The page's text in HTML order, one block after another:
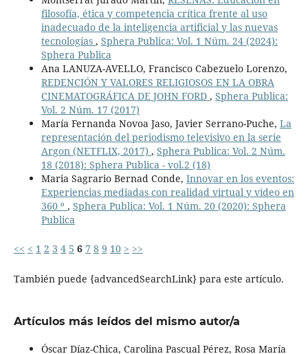
filosofía, ética y competencia crítica frente al uso
inadecuado de la inteligencia artificial y las nuevas
tecnologías , Sphera Publica: Vol. 1 Núm. 24 (2024):
Sphera Publica
Ana LANUZA-AVELLO, Francisco Cabezuelo Lorenzo,
REDENCIÓN Y VALORES RELIGIOSOS EN LA OBRA
CINEMATOGRÁFICA DE JOHN FORD , Sphera Publica:
Vol. 2 Núm. 17 (2017)
María Fernanda Novoa Jaso, Javier Serrano-Puche, La
representación del periodismo televisivo en la serie
Argon (NETFLIX, 2017) , Sphera Publica: Vol. 2 Núm.
18 (2018): Sphera Publica - vol.2 (18)
Maria Sagrario Bernad Conde, Innovar en los eventos:
Experiencias mediadas con realidad virtual y video en
360 º , Sphera Publica: Vol. 1 Núm. 20 (2020): Sphera
Publica
<< < 1 2 3 4 5 6 7 8 9 10 > >>
También puede {advancedSearchLink} para este artículo.
Artículos más leídos del mismo autor/a
Óscar Díaz-Chica, Carolina Pascual Pérez, Rosa María